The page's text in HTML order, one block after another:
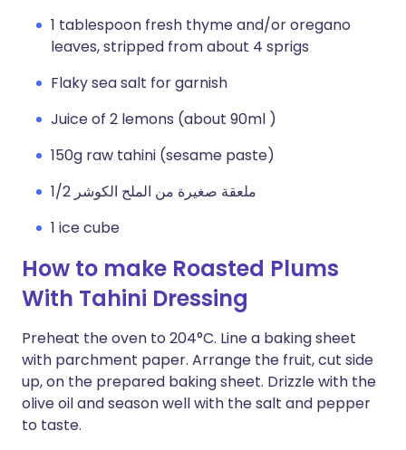
1 tablespoon fresh thyme and/or oregano
leaves, stripped from about 4 sprigs
Flaky sea salt for garnish
Juice of 2 lemons (about 90ml )
150g raw tahini (sesame paste)
1/2 ملعقة صغيرة من الملح الكوشر
1 ice cube
How to make Roasted Plums
With Tahini Dressing
Preheat the oven to 204°C. Line a baking sheet
with parchment paper. Arrange the fruit, cut side
up, on the prepared baking sheet. Drizzle with the
olive oil and season well with the salt and pepper
to taste.